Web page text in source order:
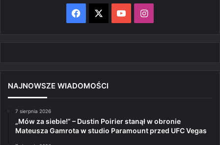
Facebook YouTubeInstagram
NAJNOWSZE WIADOMOŚCI
7 sierpnia 2026
„Mów za siebie!” – Dustin Poirier stanął w obronie
Mateusza Gamrota w studio Paramount przed UFC Vegas